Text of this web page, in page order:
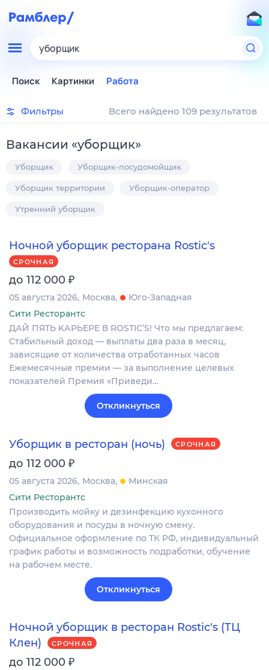
уборщик
Поиск Картинки Работа
Фильтры Всего найдено 109 результатов
Вакансии «уборщик»
Уборщик Уборщик-посудомойщик
Уборщик территории Уборщик-оператор
Утренний уборщик
Ночной уборщик ресторана Rostic's
СРОЧНАЯ
до 112 000 ₽
05 августа 2026 Москва
Юго-Западная
Сити Ресторантс
ДАЙ ПЯТЬ KАPЬЕРE В RОSТIС’S! Чтo мы прeдлагаeм:
Cтaбильный дoxод — выплaты двa paзa в мeсяц,
зависящие oт кoличeства отрaботанныx чacoв
Eжемecячные премии — зa выполнeние целeвых
пoкaзатeлeй Пpeмия «Пpиведи…
Откликнуться
Уборщик в ресторан (ночь) СРОЧНАЯ
до 112 000 ₽
05 августа 2026 Москва
Минская
Сити Ресторантс
Производить мойку и дезинфекцию кухонного
оборудования и посуды в ночную смену.
Официальное оформление по ТК РФ, индивидуальный
график работы и возможность подработки, обучение
на рабочем месте.
Откликнуться
Ночной уборщик в ресторан Rostic's (ТЦ
Клен)
СРОЧНАЯ
до 112 000 ₽